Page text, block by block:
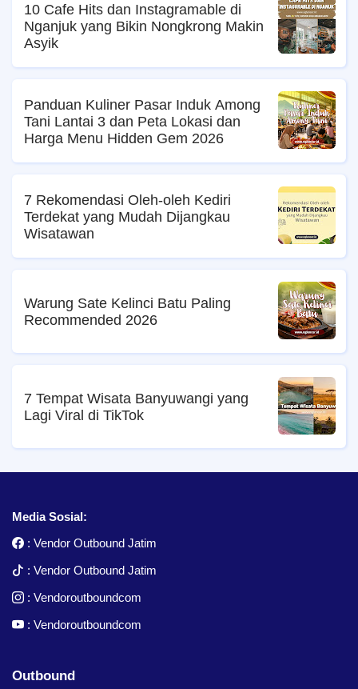
10 Cafe Hits dan Instagramable di
Nganjuk yang Bikin Nongkrong Makin
Asyik
Panduan Kuliner Pasar Induk Among
Tani Lantai 3 dan Peta Lokasi dan
Harga Menu Hidden Gem 2026
7 Rekomendasi Oleh-oleh Kediri
Terdekat yang Mudah Dijangkau
Wisatawan
Warung Sate Kelinci Batu Paling
Recommended 2026
7 Tempat Wisata Banyuwangi yang
Lagi Viral di TikTok
Media Sosial:
: Vendor Outbound Jatim
: Vendor Outbound Jatim
: Vendoroutboundcom
: Vendoroutboundcom
Outbound